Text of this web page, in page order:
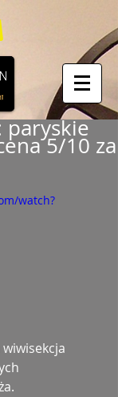
paryskie
5/10 za
watch?